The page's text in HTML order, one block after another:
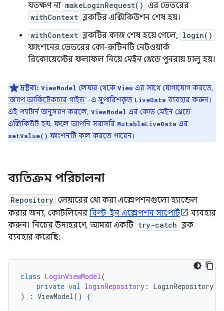
যতক্ষণ না makeLoginRequest() এর ভেতরের
withContext ব্লকটির এক্সিকিউশন শেষ হয়।
withContext ব্লকটির কাজ শেষ হয়ে গেলে, login()
ফাংশনের ভেতরের কো-রুটিনটি নেটওয়ার্ক
রিকোয়েস্টের ফলাফল নিয়ে মেইন থ্রেডেপুনরায় চালু হয়।
দ্রষ্টব্য: ViewModel লেয়ার থেকে View এর সাথে যোগাযোগ করতে,
'অ্যাপ আর্কিটেকচার গাইড' -এ সুপারিশকৃত LiveData ব্যবহার করুন।
এই প্যাটার্ন অনুসরণ করলে, ViewModel এর কোড মেইন থ্রেডে
এক্সিকিউট হয়, ফলে আপনি সরাসরি MutableLiveData এর
setValue() ফাংশনটি কল করতে পারেন।
ব্যতিক্রম পরিচালনা
Repository লেয়ারের থ্রো করা এক্সেপশনগুলো হ্যান্ডেল
করার জন্য, কোটলিনের বিল্ট-ইন এক্সেপশন সাপোর্ট
ব্যবহার
করুন। নিচের উদাহরণে, আমরা একটি try-catch ব্লক
ব্যবহার করেছি:
class LoginViewModel(
private val loginRepository :
LoginRepository
)
: ViewModel() {